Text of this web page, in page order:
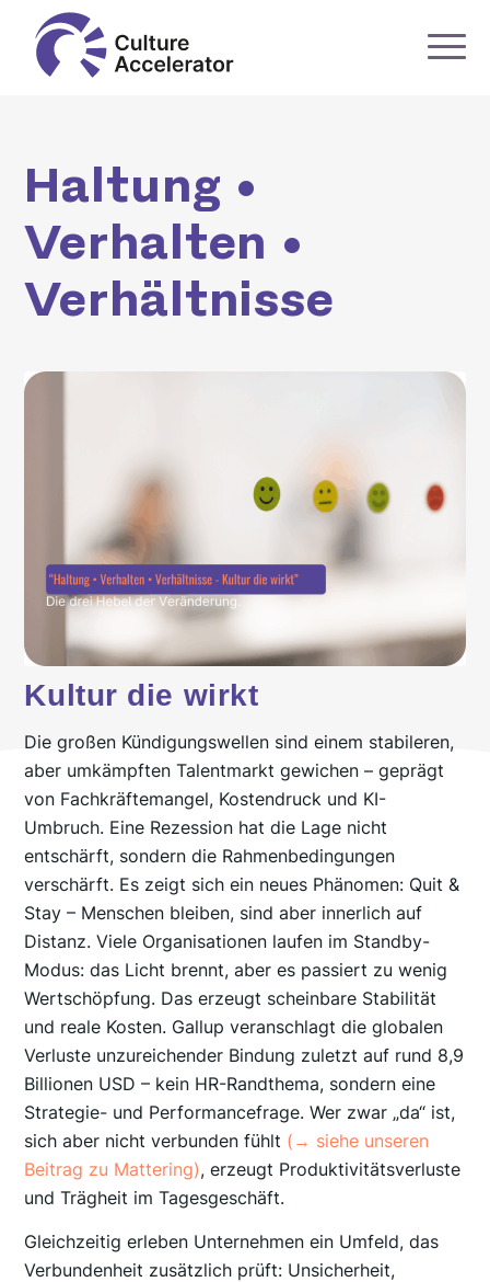
Haltung •
Verhalten •
Verhältnisse
Kultur die wirkt
Die großen Kündigungswellen sind einem stabileren,
aber umkämpften Talentmarkt gewichen – geprägt
von Fachkräftemangel, Kostendruck und KI-
Umbruch. Eine Rezession hat die Lage nicht
entschärft, sondern die Rahmenbedingungen
verschärft. Es zeigt sich ein neues Phänomen: Quit &
Stay – Menschen bleiben, sind aber innerlich auf
Distanz. Viele Organisationen laufen im Standby-
Modus: das Licht brennt, aber es passiert zu wenig
Wertschöpfung. Das erzeugt scheinbare Stabilität
und reale Kosten. Gallup veranschlagt die globalen
Verluste unzureichender Bindung zuletzt auf rund 8,9
Billionen USD – kein HR-Randthema, sondern eine
Strategie- und Performancefrage. Wer zwar „da“ ist,
sich aber nicht verbunden fühlt (→ siehe unseren
Beitrag zu Mattering), erzeugt Produktivitätsverluste
und Trägheit im Tagesgeschäft.
Gleichzeitig erleben Unternehmen ein Umfeld, das
Verbundenheit zusätzlich prüft: Unsicherheit,